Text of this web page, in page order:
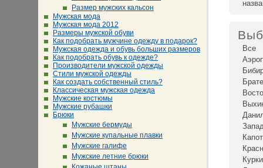
Размер мужских кальсон
Мужская мода
Мужская мода 2012
Размеры мужской обуви
Как подобрать мужчине одежду в подарок?
Мужская одежда и обувь больших размеров
Как подобрать обувь к одежде?
Производители мужской одежды
Стили мужской одежды
Как создать собственный стиль?
Классическая мужская одежда
Мужские костюмы
Мужские рубашки
Брюки
Мужские бермуды
Мужские купальные плавки
Мужские галифе
Мужские летние брюки
Все